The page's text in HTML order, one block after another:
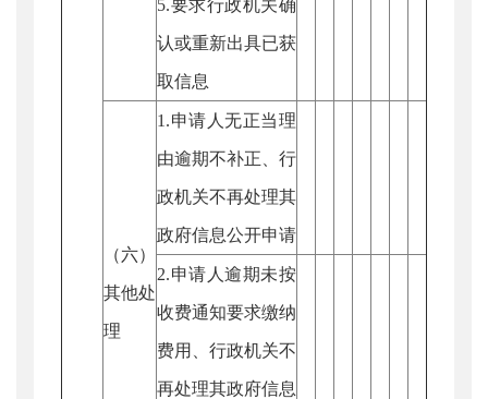
5.要求行政机关确
认或重新出具已获
取信息
（六）
其他处
理
1.申请人无正当理
由逾期不补正、行
政机关不再处理其
政府信息公开申请
2.申请人逾期未按
收费通知要求缴纳
费用、行政机关不
再处理其政府信息